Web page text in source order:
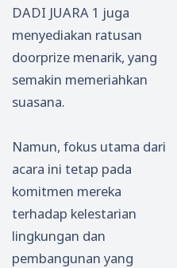
DADI JUARA 1 juga
menyediakan ratusan
doorprize menarik, yang
semakin memeriahkan
suasana.
Namun, fokus utama dari
acara ini tetap pada
komitmen mereka
terhadap kelestarian
lingkungan dan
pembangunan yang